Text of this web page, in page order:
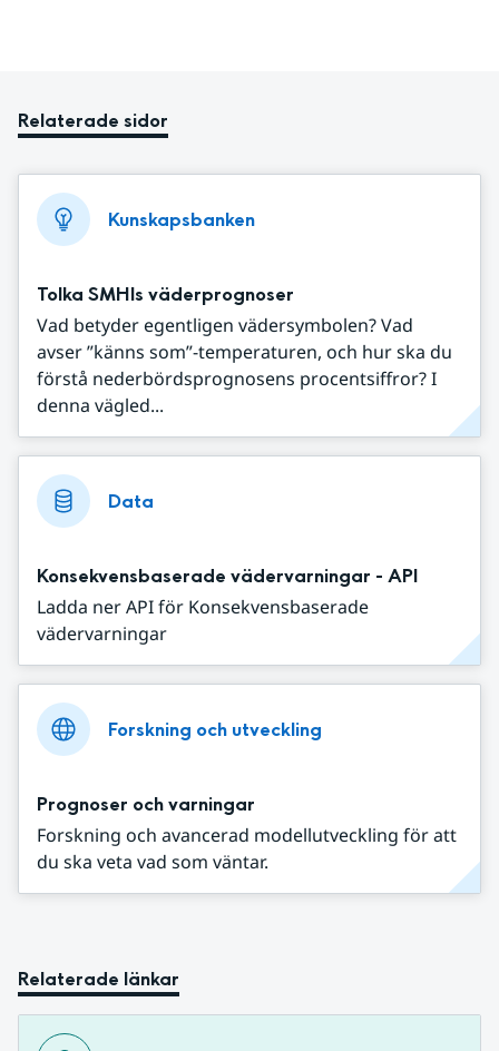
Relaterade sidor
Kunskapsbanken
Tolka SMHIs väderprognoser
Vad betyder egentligen vädersymbolen? Vad
avser ”känns som”-temperaturen, och hur ska du
förstå nederbördsprognosens procentsiffror? I
denna vägled...
Data
Konsekvensbaserade vädervarningar - API
Ladda ner API för Konsekvensbaserade
vädervarningar
Forskning och utveckling
Prognoser och varningar
Forskning och avancerad modellutveckling för att
du ska veta vad som väntar.
Relaterade länkar